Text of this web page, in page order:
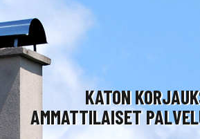
KATON
AMMATTILAISET